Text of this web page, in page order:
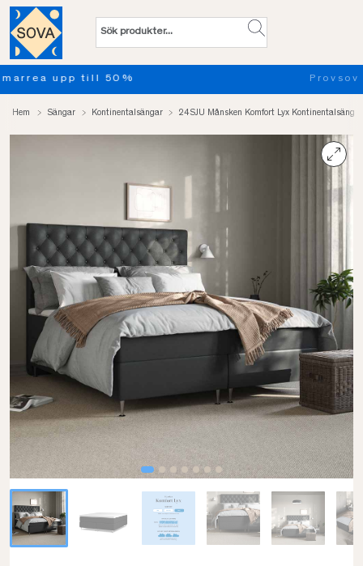
Provsov upp till 100 nätter. Läs mer
Hem Sängar Kontinentalsängar 24SJU Månsken Komfort Lyx Kontinentalsäng